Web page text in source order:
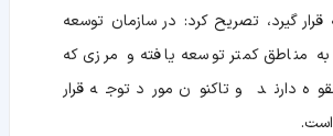
قرار گیرد، تصریح کرد: در سازمان توسعه
مناطق کمتر توسعه یافته و مرزی که
دارند و تاکنون مورد توجه قرار
است.